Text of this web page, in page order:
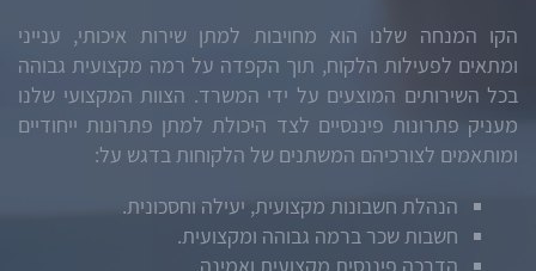
הקו המנחה שלנו הוא מחויבות למתן שירות איכותי, ענייני
ומתאים לפעילות הלקוח, תוך הקפדה על רמה מקצועית גבוהה
בכל השירותים המוצעים על ידי המשרד. הצוות המקצועי שלנו
מעניק פתרונות פיננסיים לצד היכולת למתן פתרונות ייחודיים
ומותאמים לצורכיהם המשתנים של הלקוחות בדגש על:
הנהלת חשבונות מקצועית, יעילה וחסכונית.
חשבות שכר ברמה גבוהה ומקצועית.